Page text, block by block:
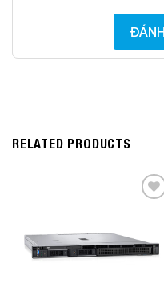
RELATED PRODUCTS